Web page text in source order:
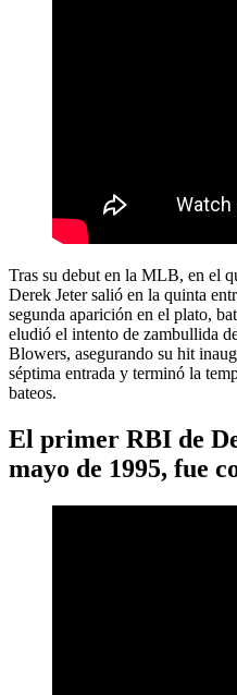
Tras su debut en la MLB, en el
Derek Jeter salió en la quinta
segunda aparición en el plato,
eludió el intento de zambullida
Blowers, asegurando su hit
séptima entrada y terminó la
bateos.
El primer RBI de
mayo de 1995, fue